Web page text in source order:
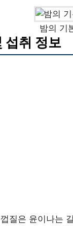
밤의 기
섭취 정보
질은 윤이나